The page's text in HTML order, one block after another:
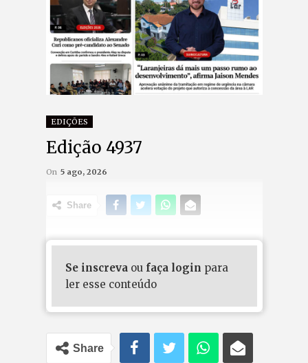
EDIÇÕES
Edição 4937
On 5 ago, 2026
Share
Se inscrevaou faça login para
ler esse conteúdo
Share